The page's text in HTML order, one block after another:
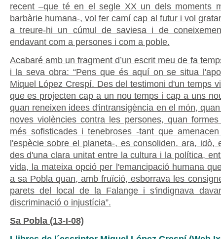
recent –que té en el segle XX un dels moments
barbàrie humana-, vol fer camí cap al futur i vol
a treure-hi un cúmul de saviesa i de
endavant com a persones i com a poble.
Acabaré amb un fragment d’un escrit meu de fa
i la seva obra: “Pens que és aquí on se situa
Miquel López Crespí. Des del testimoni d'un temps
que es projecten cap a un nou temps i cap a uns
quan reneixen idees d'intransigència en el món,
noves violències contra les persones, quan
més sofisticades i tenebroses -tant que
l'espècie sobre el planeta-, es consoliden, ara, idò,
des d'una clara unitat entre la cultura i la política,
vida, la mateixa opció per l'emancipació humana
a sa Pobla quan, amb fruïció, esborrava les
parets del local de la Falange i s'indignava
discriminació o injustícia”.
Sa Pobla (13-I-08)